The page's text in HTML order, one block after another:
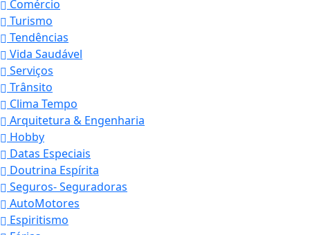
Comércio
Turismo
Tendências
Vida Saudável
Serviços
Trânsito
Clima Tempo
Arquitetura & Engenharia
Hobby
Datas Especiais
Doutrina Espírita
Seguros- Seguradoras
AutoMotores
Espiritismo